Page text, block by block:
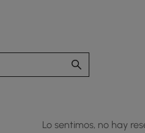
para mayor
Lo sentimos, no hay